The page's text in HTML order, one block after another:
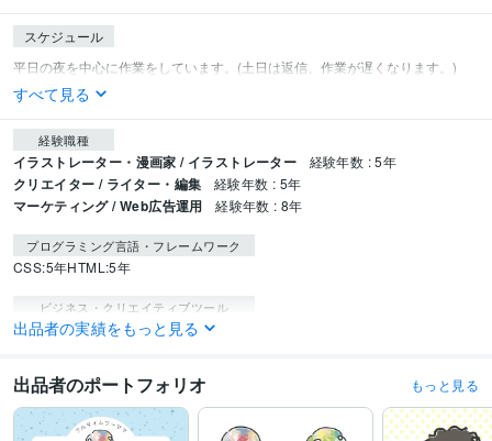
スケジュール
すべて見る
経験職種
イラストレーター・漫画家 / イラストレーター 経験年数 : 5年
クリエイター / ライター・編集 経験年数 : 5年
マーケティング / Web広告運用 経験年数 : 8年
プログラミング言語・フレームワーク
CSS:5年HTML:5年
ビジネス・クリエイティブツール
Vrew:1年LumaFusion:4年Canva:6年
出品者の実績をもっと見る
出品者のポートフォリオ もっと見る